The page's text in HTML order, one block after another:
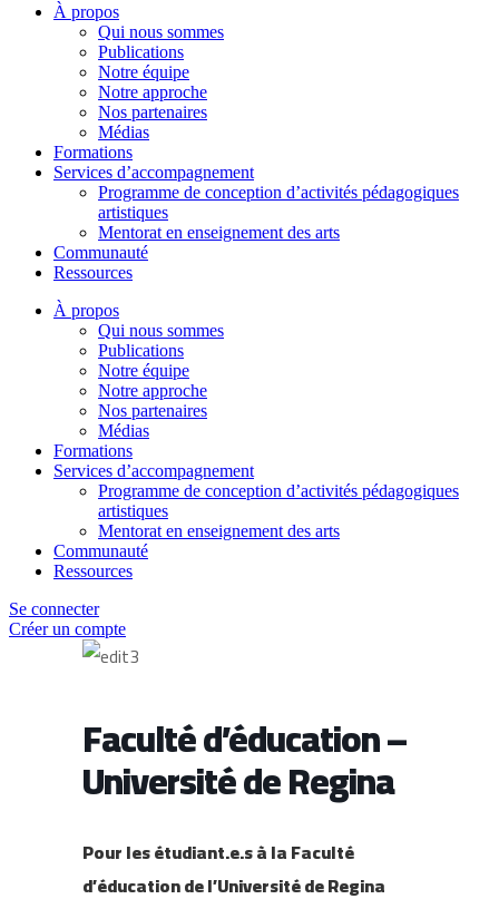
À propos
Qui nous sommes
Publications
Notre équipe
Notre approche
Nos partenaires
Médias
Formations
Services d’accompagnement
Programme de conception d’activités pédagogiques
artistiques
Mentorat en enseignement des arts
Communauté
Ressources
À propos
Qui nous sommes
Publications
Notre équipe
Notre approche
Nos partenaires
Médias
Formations
Services d’accompagnement
Programme de conception d’activités pédagogiques
artistiques
Mentorat en enseignement des arts
Communauté
Ressources
Se connecter
Créer un compte
Faculté d’éducation –
Université de Regina
Pour les étudiant.e.s à la Faculté
d’éducation de l’Université de Regina